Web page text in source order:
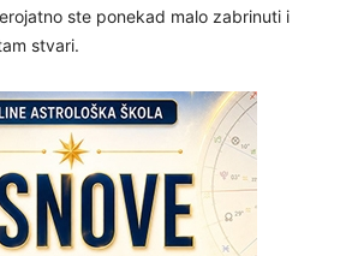
ste ponekad malo zabrinuti i
stvari.